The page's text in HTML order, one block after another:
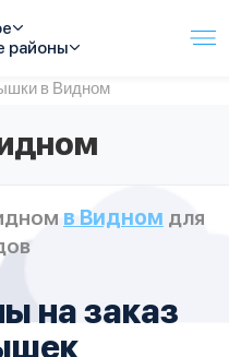
районы
в Видном
в Видном для
на заказ